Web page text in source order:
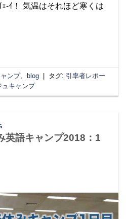
-ｲ！ 気温はそれほど寒くは
ンプ、 blog タグ: 引率者レポー
ュキャンプ
英語キャンプ2018：1